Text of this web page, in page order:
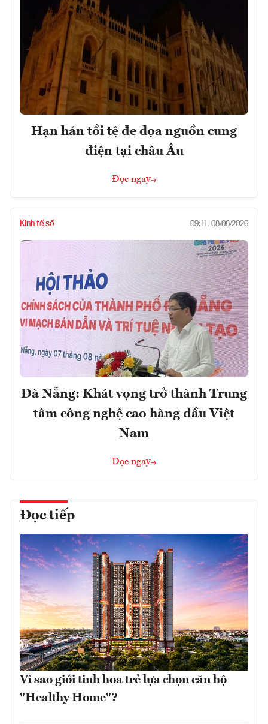
Hạn hán tồi tệ đe dọa nguồn cung
điện tại châu Âu
Đọc ngay
Kinh tế số 09:11, 08/08/2026
Đà Nẵng: Khát vọng trở thành Trung
tâm công nghệ cao hàng đầu Việt
Nam
Đọc ngay
Đọc tiếp
Vì sao giới tinh hoa trẻ lựa chọn căn hộ
"Healthy Home"?